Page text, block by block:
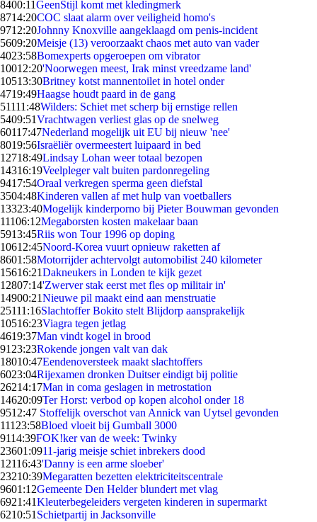
8400:11GeenStijl komt met kledingmerk
8714:20COC slaat alarm over veiligheid homo's
9712:20Johnny Knoxville aangeklaagd om penis-incident
5609:20Meisje (13) veroorzaakt chaos met auto van vader
4023:58Bomexperts opgeroepen om vibrator
10012:20'Noorwegen meest, Irak minst vreedzame land'
10513:30Britney kotst mannentoilet in hotel onder
4719:49Haagse houdt paard in de gang
51111:48Wilders: Schiet met scherp bij ernstige rellen
5409:51Vrachtwagen verliest glas op de snelweg
60117:47Nederland mogelijk uit EU bij nieuw 'nee'
8019:56Israëliër overmeestert luipaard in bed
12718:49Lindsay Lohan weer totaal bezopen
14316:19Veelpleger valt buiten pardonregeling
9417:54Oraal verkregen sperma geen diefstal
3504:48Kinderen vallen af met hulp van voetballers
13323:40Mogelijk kinderporno bij Pieter Bouwman gevonden
11106:12Megaborsten kosten makelaar baan
5913:45Riis won Tour 1996 op doping
10612:45Noord-Korea vuurt opnieuw raketten af
8601:58Motorrijder achtervolgt automobilist 240 kilometer
15616:21Dakneukers in Londen te kijk gezet
12807:14'Zwerver stak eerst met fles op militair in'
14900:21Nieuwe pil maakt eind aan menstruatie
25111:16Slachtoffer Bokito stelt Blijdorp aansprakelijk
10516:23Viagra tegen jetlag
4619:37Man vindt kogel in brood
91 23:23Rokende jongen valt van dak
18010:47Eendenoversteek maakt slachtoffers
6023:04Rijexamen dronken Duitser eindigt bij politie
26214:17Man in coma geslagen in metrostation
14620:09Ter Horst: verbod op kopen alcohol onder 18
9512:47 Stoffelijk overschot van Annick van Uytsel gevonden
111 23:58Bloed vloeit bij Gumball 3000
9114:39FOK!ker van de week: Twinky
23601:0911-jarig meisje schiet inbrekers dood
12116:43'Danny is een arme sloeber'
23210:39Megaratten bezetten elektriciteitscentrale
9601:12Gemeente Den Helder blundert met vlag
6921:41Kleuterbegeleiders vergeten kinderen in supermarkt
6210:51 Schietpartij in Jacksonville